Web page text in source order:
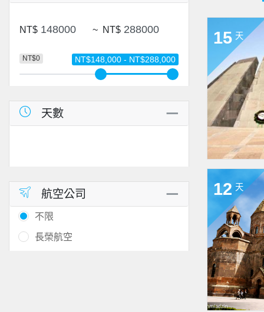
NT$ ~ NT$
NT$0 NT$148,000 - NT$288,000
天數
航空公司
不限
長榮航空
15 天
12 天